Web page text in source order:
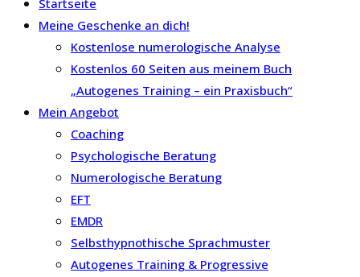
Startseite
Meine Geschenke an dich!
Kostenlose numerologische Analyse
Kostenlos 60 Seiten aus meinem Buch
„Autogenes Training – ein Praxisbuch“
Mein Angebot
Coaching
Psychologische Beratung
Numerologische Beratung
EFT
EMDR
Selbsthypnothische Sprachmuster
Autogenes Training & Progressive